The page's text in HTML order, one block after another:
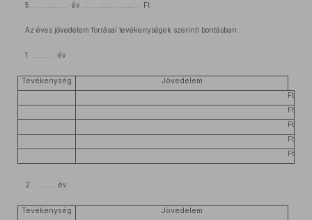
5. ................ év ........................... Ft
Az éves jövedelem forrásai tevékenységek szerinti bontásban:
1. .......... év
Tevékenység Jövedelem
Ft
Ft
Ft
Ft
Ft
2. .......... év
Tevékenység Jövedelem